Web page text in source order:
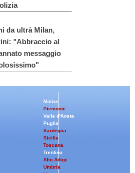
da ultrà Milan,
"Abbraccio al
messaggio
Molise
Piemonte
Valle d'Aosta
Puglia
Sardegna
Sicilia
Toscana
Trentino
Alto Adige
Umbria